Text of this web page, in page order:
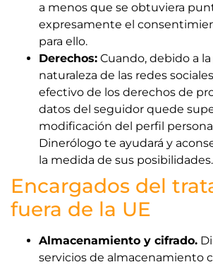
a menos que se obtuviera
expresamente el
para ello.
Derechos: Cuando, debido a
naturaleza de las redes
efectivo de los derechos de
datos del seguidor quede
modificación del perfil
Dinerólogo te ayudará y
la medida de sus posibilidades.
Encargados del
fuera de la UE
Almacenamiento y cifrado.
servicios de almacenamiento